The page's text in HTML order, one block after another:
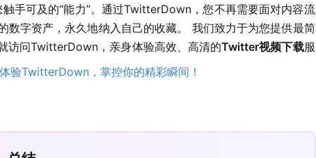
手可及的“能力”。通过TwitterDown，您不再需要面对内容流
数字资产，永久地纳入自己的收藏。 我们致力于为您提供最简
访问TwitterDown，亲身体验高效、高清的Twitter视频下载服
验TwitterDown，掌控你的精彩瞬间！